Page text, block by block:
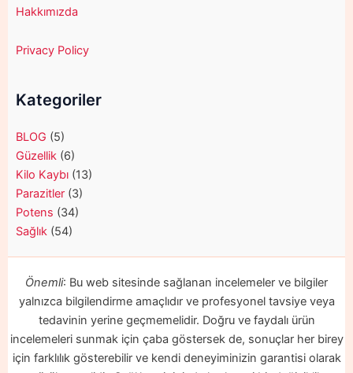
Hakkımızda
Privacy Policy
Kategoriler
BLOG (5)
Güzellik (6)
Kilo Kaybı (13)
Parazitler (3)
Potens (34)
Sağlık (54)
Önemli: Bu web sitesinde sağlanan incelemeler ve bilgiler
yalnızca bilgilendirme amaçlıdır ve profesyonel tavsiye veya
tedavinin yerine geçmemelidir. Doğru ve faydalı ürün
incelemeleri sunmak için çaba göstersek de, sonuçlar her birey
için farklılık gösterebilir ve kendi deneyiminizin garantisi olarak